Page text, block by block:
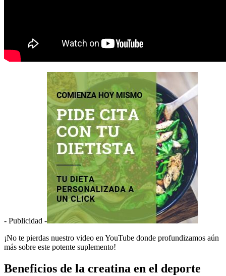
- Publicidad -
¡No te pierdas nuestro video en YouTube donde profundizamos aún
más sobre este potente suplemento!
Beneficios de la creatina en el deporte